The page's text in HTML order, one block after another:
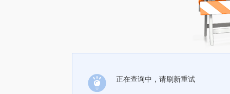
正在查询中，请刷新重试